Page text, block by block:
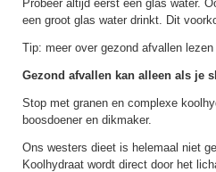
Probeer altijd eerst een glas water.
een groot glas water drinkt. Dit
Tip: meer over gezond afvallen
Gezond afvallen kan alleen als je
Stop met granen en complexe
boosdoener en dikmaker.
Ons westers dieet is helemaal niet
Koolhydraat wordt direct door het